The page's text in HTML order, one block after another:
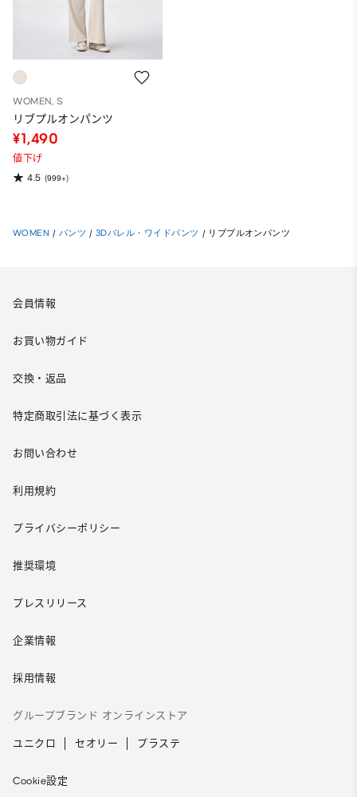
WOMEN, S
リブプルオンパンツ
¥1,490
値下げ
4.5 (999+)
WOMEN / パンツ / 3Dバレル・ワイドパンツ / リブプルオンパンツ
会員情報
お買い物ガイド
交換・返品
特定商取引法に基づく表示
お問い合わせ
利用規約
プライバシーポリシー
推奨環境
プレスリリース
企業情報
採用情報
グループブランド オンラインストア
ユニクロ セオリー プラステ
Cookie設定